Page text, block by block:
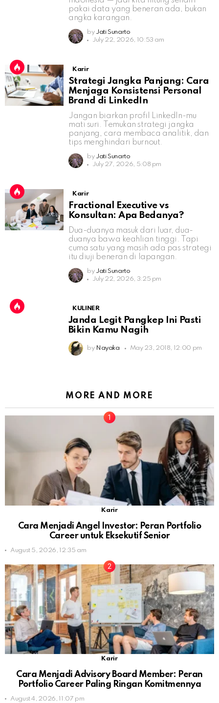
pakai data yang beneran ada, bukan
angka karangan.
by Jati Sunarto
July 22, 2026, 10:53 am
Karir
Strategi Jangka Panjang: Cara
Menjaga Konsistensi Personal
Brand di LinkedIn
Jangan biarkan profil LinkedIn-mu
mati suri. Temukan strategi jangka
panjang, cara membaca analitik, dan
tips menghindari burnout.
by Jati Sunarto
July 27, 2026, 5:08 pm
Karir
Fractional Executive vs
Konsultan: Apa Bedanya?
Dua-duanya masuk dari luar, dua-
duanya bawa keahlian tinggi. Tapi
cuma satu yang masih ada pas strategi
itu diuji beneran di lapangan.
by Jati Sunarto
July 22, 2026, 3:25 pm
KULINER
Janda Legit Pangkep Ini Pasti
Bikin Kamu Nagih
by Nayaka May 23, 2018, 12:00 pm
MORE AND MORE
Karir
Cara Menjadi Angel Investor: Peran Portfolio
Career untuk Eksekutif Senior
August 5, 2026, 12:35 am
Karir
Cara Menjadi Advisory Board Member: Peran
Portfolio Career Paling Ringan Komitmennya
August 4, 2026, 11:07 pm